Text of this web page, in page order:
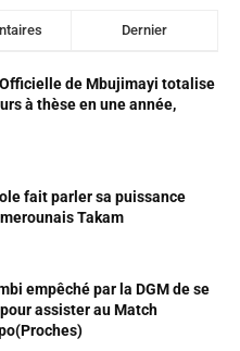
Dernier
Officielle de Mbujimayi totalise
à thèse en une année,
fait parler sa puissance
Takam
empêché par la DGM de se
assister au Match